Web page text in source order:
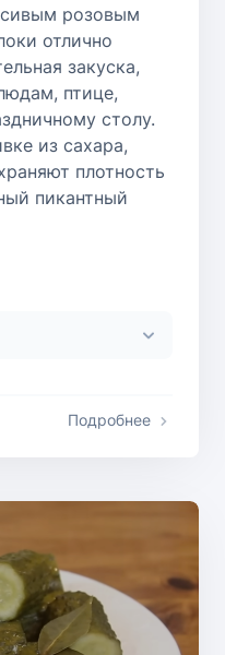
розовым
отлично
закуска,
птице,
столу.
из сахара,
плотность
пикантный
Подробнее